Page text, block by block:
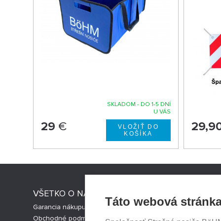
SKLADOM - DO 1-5 DNÍ
U VÁS
29 €
VŠETKO O NÁKUPE
Garancia nákupu
Obchodné podmienky
Strešné
Česká
Táto webová